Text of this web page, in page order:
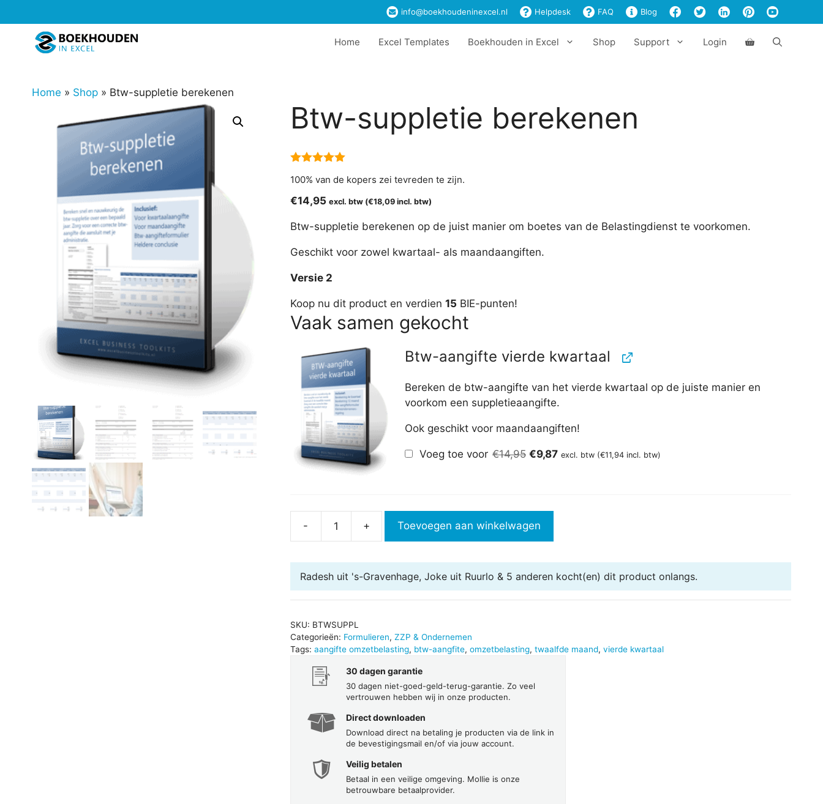
naar
info@boekhoudeninexcel.nl Helpdesk FAQ Blog
Home Excel Templates Boekhouden in Excel Shop Support Login
Home » Shop » Btw-suppletie berekenen
Btw-suppletie berekenen
100% van de kopers zei tevreden te zijn.
€14,95 excl. btw (€18,09incl. btw)
Btw-suppletie berekenen op de juist manier om boetes van de Belastingdienst te voorkomen.
Geschikt voor zowel kwartaal- als maandaangiften.
Versie 2
Koop nu dit product en verdien 15 BIE-punten!
Vaak samen gekocht
Btw-aangifte vierde kwartaal
Bereken de btw-aangifte van het vierde kwartaal op de juiste manier en
voorkom een suppletieaangifte.
Ook geschikt voor maandaangiften!
Voeg toe voor €14,95 Oorspronkelijke
prijs
€9,87Huidige
prijs
excl. btw (€11,94incl. btw)
-
berekenen
aantal
+ Toevoegen aan winkelwagen
Radesh uit 's-Gravenhage, Joke uit Ruurlo & 5 anderenkocht(en) dit product onlangs.
SKU: BTWSUPPL
Categorieën: Formulieren, ZZP & Ondernemen
Tags: aangifte omzetbelasting, btw-aangfite, omzetbelasting, twaalfde maand, vierde kwartaal
30 dagen garantie
30 dagen niet-goed-geld-terug-garantie. Zo veel
vertrouwen hebben wij in onze producten.
Direct downloaden
Download direct na betaling je producten via de link in
de bevestigingsmail en/of via jouw account.
Veilig betalen
Betaal in een veilige omgeving. Mollie is onze
betrouwbare betaalprovider.
berekenen
aantal